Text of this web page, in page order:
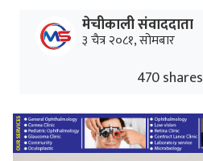
मेचीकाली संवाददाता
३ चैत्र २०८१, सोमबार
470 shares